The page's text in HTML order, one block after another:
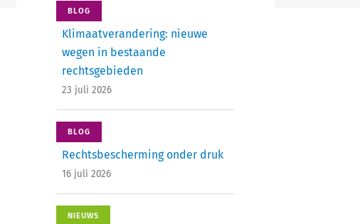
BLOG
Klimaatverandering: nieuwe
wegen in bestaande
rechtsgebieden
23 juli 2026
BLOG
Rechtsbescherming onder druk
16 juli 2026
NIEUWS